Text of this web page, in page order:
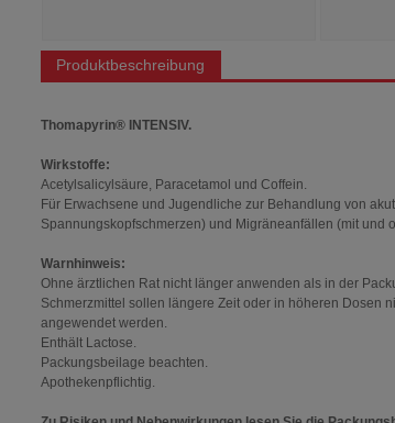
Produktbeschreibung
Thomapyrin® INTENSIV.
Wirkstoffe:
Acetylsalicylsäure, Paracetamol und Coffein.
Für Erwachsene und Jugendliche zur Behandlung von
Spannungskopfschmerzen) und Migräneanfällen (mit und
Warnhinweis:
Ohne ärztlichen Rat nicht länger anwenden als in der
Schmerzmittel sollen längere Zeit oder in höheren Dosen
angewendet werden.
Enthält Lactose.
Packungsbeilage beachten.
Apothekenpflichtig.